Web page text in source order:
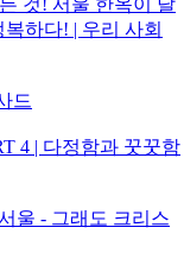
것! 서울 한옥이 달
하다! | 우리 사회
드
4 | 다정함과 꿋꿋함
울 - 그래도 크리스